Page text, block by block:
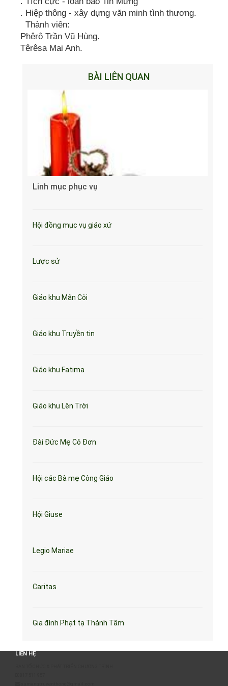
. Hiệp thông - xây dựng văn minh tình thương.
Thành viên:
Phêrô Trần Vũ Hùng.
Têrêsa Mai Anh.
BÀI LIÊN QUAN
Linh mục phục vụ
Hội đồng mục vụ giáo xứ
Lược sử
Giáo khu Mân Côi
Giáo khu Truyền tin
Giáo khu Fatima
Giáo khu Lên Trời
Đài Đức Mẹ Cô Đơn
Hội các Bà mẹ Công Giáo
Hội Giuse
Legio Mariae
Caritas
Gia đình Phạt tạ Thánh Tâm
LIÊN HỆ